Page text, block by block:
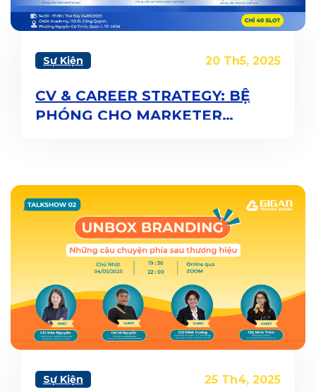
Sự Kiện 20 Th5, 2025
CV & CAREER STRATEGY: BỆ
PHÓNG CHO MARKETER
Sự Kiện 25 Th4, 2025